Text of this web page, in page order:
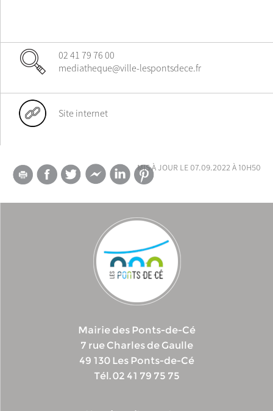
02 41 79 76 00
mediatheque@ville-lespontsdece.fr
Site internet
mis à jour le 07.09.2022 à 10h50
Mairie des Ponts-de-Cé
7 rue Charles de Gaulle
49 130 Les Ponts-de-Cé
Tél. 02 41 79 75 75